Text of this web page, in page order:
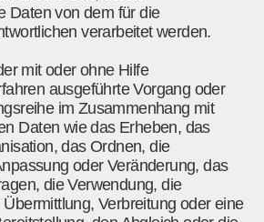
Daten von dem für die
verarbeitet werden.
mit oder ohne Hilfe
ausgeführte Vorgang oder
im Zusammenhang mit
Daten wie das Erheben, das
das Ordnen, die
oder Veränderung, das
die Verwendung, die
Verbreitung oder eine